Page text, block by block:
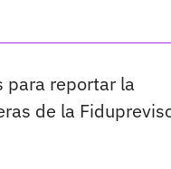
para reportar la
de la